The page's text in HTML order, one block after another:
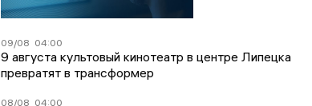
09/08 04:00
9 августа культовый кинотеатр в центре Липецка
превратят в трансформер
08/08 04:00